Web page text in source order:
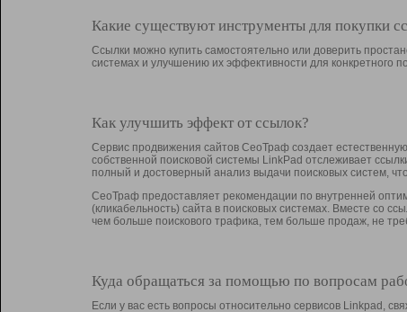
Какие существуют инструменты для покупки
Ссылки можно купить самостоятельно или доверить
системах и улучшению их эффективности для конкретного
Как улучшить эффект от ссылок?
Сервис продвижения сайтов СеоТраф создает
собственной поисковой системы LinkPad отслеживает
полный и достоверный анализ выдачи поисковых систем,
СеоТраф предоставляет рекомендации по внутренней
(кликабельность) сайта в поисковых системах. Вместе со
чем больше поискового трафика, тем больше продаж, не
Куда обращаться за помощью по вопросам
Если у вас есть вопросы относительно сервисов Linkpad,